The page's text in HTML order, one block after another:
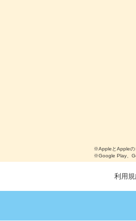
※AppleとAppleの
※Google Play、
利用